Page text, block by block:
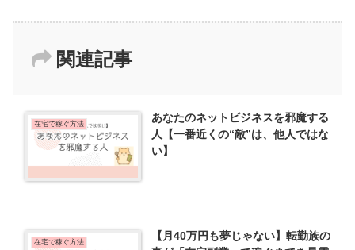
関連記事
在宅で稼ぐ方法
あなたのネットビジネスを邪魔する
人【一番近くの“敵”は、他人ではな
い】
在宅で稼ぐ方法
【月40万円も夢じゃない】転勤族の